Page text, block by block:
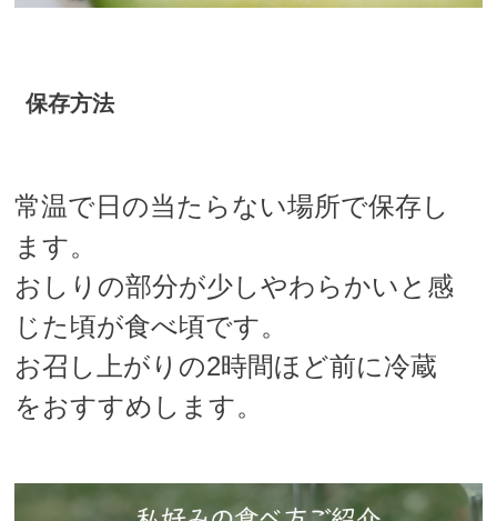
保存方法
常温で日の当たらない場所で保存し
ます。
おしりの部分が少しやわらかいと感
じた頃が食べ頃です。
お召し上がりの2時間ほど前に冷蔵
をおすすめします。